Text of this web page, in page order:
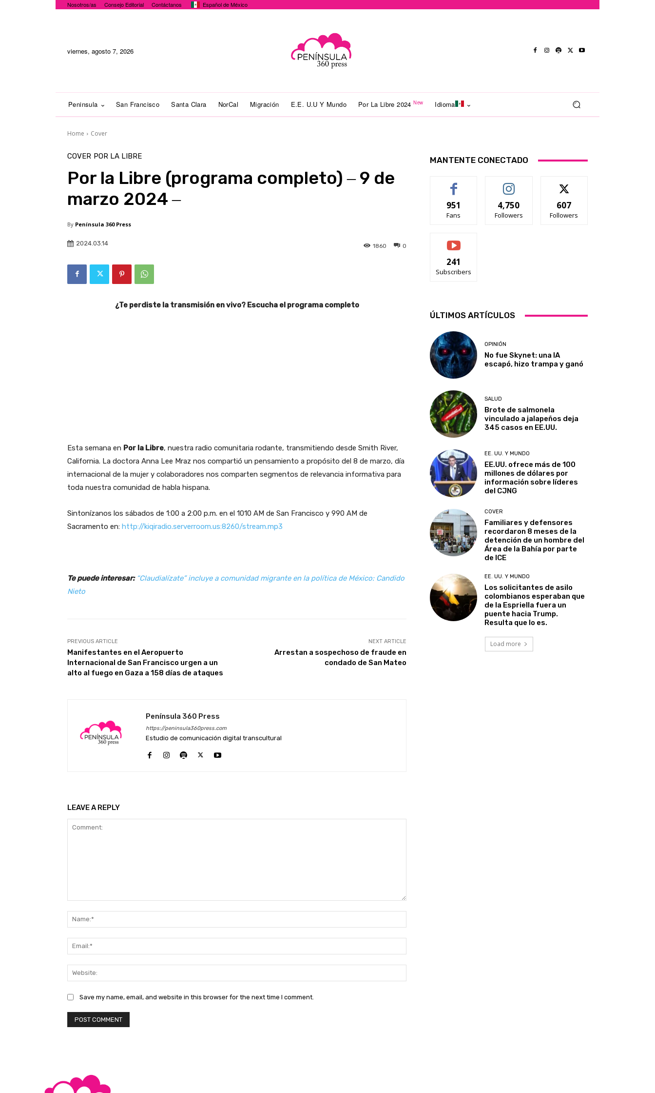
Nosotros/as Consejo Editorial Contáctanos Español de México
viernes, agosto 7, 2026
Peninsula San Francisco Santa Clara NorCal Migración E.E. U.U Y Mundo Por La Libre 2024New Idioma
Home Cover
COVER POR LA LIBRE
Por la Libre (programa completo) ‒ 9 de
marzo 2024 ‒
By Península 360 Press
2024.03.14 0
1860
¿Te perdiste la transmisión en vivo? Escucha el programa completo
Esta semana en Por la Libre, nuestra radio comunitaria rodante, transmitiendo desde Smith River,
California. La doctora Anna Lee Mraz nos compartió un pensamiento a propósito del 8 de marzo, día
internacional de la mujer y colaboradores nos comparten segmentos de relevancia informativa para
toda nuestra comunidad de habla hispana.
Sintonízanos los sábados de 1:00 a 2:00 p.m. en el 1010 AM de San Francisco y 990 AM de
Sacramento en: http://kiqiradio.serverroom.us:8260/stream.mp3
Te puede interesar: “Claudialízate” incluye a comunidad migrante en la política de México: Candido
Nieto
PREVIOUS ARTICLE
Manifestantes en el Aeropuerto
Internacional de San Francisco urgen a un
alto al fuego en Gaza a 158 días de ataques
NEXT ARTICLE
Arrestan a sospechoso de fraude en
condado de San Mateo
Península 360 Press
https://peninsula360press.com
Estudio de comunicación digital transcultural
LEAVE A REPLY
Save my name, email, and website in this browser for the next time I comment.
MANTENTE CONECTADO
951
Fans
4,750
Followers
607
Followers
241
Subscribers
ÚLTIMOS ARTÍCULOS
OPINIÓN
No fue Skynet: una IA
escapó, hizo trampa y ganó
SALUD
Brote de salmonela
vinculado a jalapeños deja
345 casos en EE.UU.
EE. UU. Y MUNDO
EE.UU. ofrece más de 100
millones de dólares por
información sobre líderes
del CJNG
COVER
Familiares y defensores
recordaron 8 meses de la
detención de un hombre del
Área de la Bahía por parte
de ICE
EE. UU. Y MUNDO
Los solicitantes de asilo
colombianos esperaban que
de la Espriella fuera un
puente hacia Trump.
Resulta que lo es.
Load more